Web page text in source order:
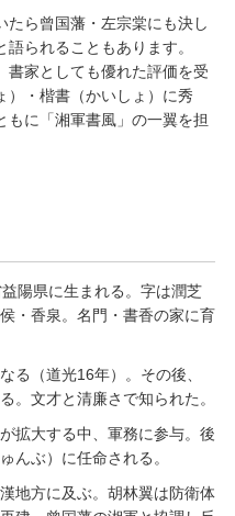
たら曾国藩・左宗棠にも決し
られることもあります。
書家としても優れた評価を受
）・楷書（かいしょ）に秀
もに「湘軍書風」の一翼を担
陽県に生まれる。字は潤芝
・香泉。名門・書香の家に育
る（道光16年）。その後、
。文才と清廉さで知られた。
拡大する中、軍務に参与。後
んぶ）に任命される。
地方に及ぶ。胡林翼は防衛体